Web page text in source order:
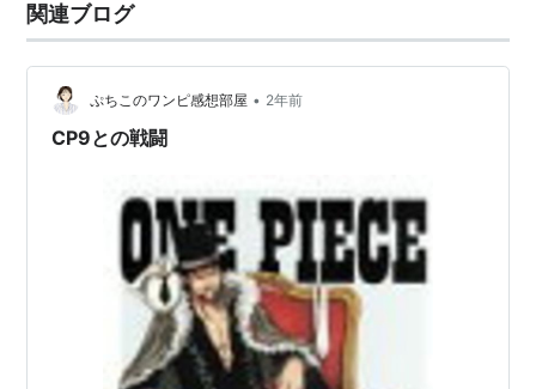
誓わされるナミ。…
関連ブログ
ぷちこのワンピ感想部屋 • 2年前
CP9との戦闘